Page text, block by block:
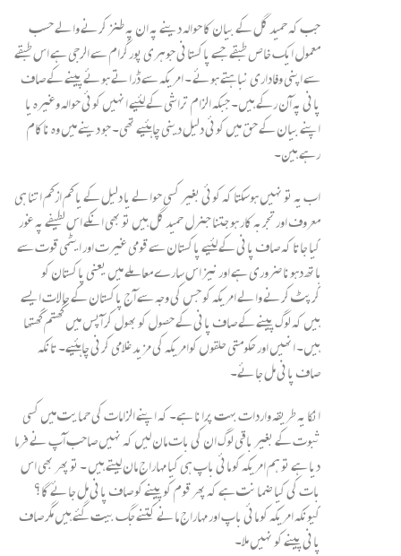
جب کہ حمید گل کے بیان کا حوالہ دینے پہ ان پہ طنز کرنے والے حسب
معمول ایک خاص طبقے جسے پاکستانی جوہری پورگرام سے الرجی ہے اس طبقے
سے اپنی وفاداری نباہتے ہوئے ۔ امریکہ سے ڈراتے ہوئے پینے کے صاف
پانی پہ آن رکے ہیں۔ جبکہ الزام تراشی کے لئیے انہیں کوئی حوالہ وغیرہ یا
اپنے بیان کے حق میں کوئی دلیل دینی چاہئیے تھی۔ جو دینے میں وہ ناکام
رہے ہین۔
اب یہ تو نہیں ہوسکتا کہ کوئی بغیر کسی حوالے یا دلیل کے یا کم ازکم اتنا ہی
معروف اور تجربہ کار ہو جتنا جنرل حمید گل ہیں تو بھی انکے اس لطیفے پہ غور
کیا جاتا کہ صاف پانی کے لئیے پاکستان سے قومی غیرت اور ایٹمی قوت سے
ہاتھ دہونا ضروری ہے اور نیز اس سارے معاملے میں یعنی پاکستان کو
کرپٹ کرنے والے امریکہ کو جس کی وجہ سے آج پاکستان کے حالات ایسے
ہیں کہ لوگ پینے کے صاف پانی کے حصول کو بھول کر آپس میں گھتم گھتھا
ہیں۔ انھیں اور حکومتی حلقوں کوامریکہ کی مزید غلامی کرنی چاہئیے۔ تانکہ
صاف پانی مل جائے۔
انکا یہ طریقہ واردات بہت پرانا ہے۔ کہ اپنے الزامات کی حمایت میں کسی
ثبوت کے بغیر باقی لوگ ان کی بات مان لیں کہ نہیں صاحب آپ نے فرما
دیا ہے تو ہم امریکہ کو مائی باپ ہی کیا مہاراج مان لیتے ہیں ۔ تو پھر بھی اس
بات کی کیا ضمانت ہے کہ پھر قوم کو پینے کو صاف پانی مل جائے گا؟
کیونکہ امریکہ کو مائی باپ اور مہاراج مانے کتنے جگ بیت گئے ہیں مگر صاف
پانی پینے کو نہیں ملا۔